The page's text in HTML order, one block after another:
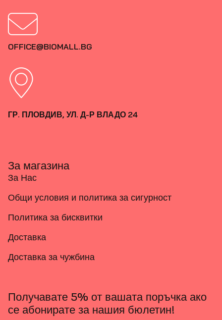
OFFICE@BIOMALL.BG
ГР. ПЛОВДИВ, УЛ. Д-Р ВЛАДО 24
За магазина
За Нас
Общи условия и политика за сигурност
Политика за бисквитки
Доставка
Доставка за чужбина
Получавате 5% от вашата поръчка ако
се абонирате за нашия бюлетин!